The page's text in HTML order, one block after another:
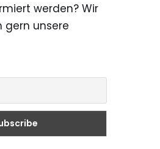
werden? Wir
gern unsere